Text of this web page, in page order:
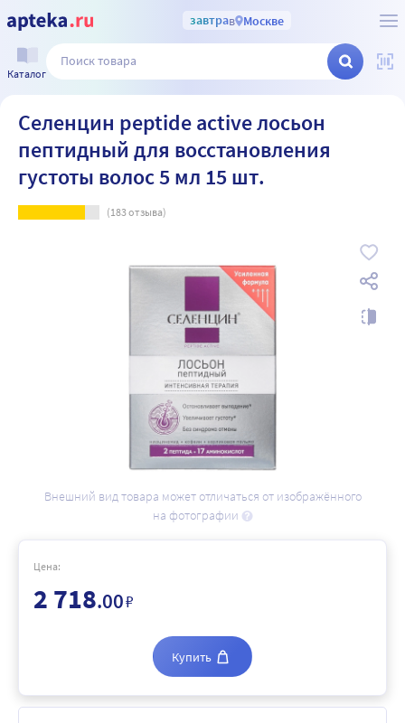
завтрав Москве
Каталог
Селенцин peptide active лосьон
пептидный для восстановления
густоты волос 5 мл 15 шт.
(183отзыва)
Внешний вид товара может отличаться от изображённого
на фотографии
Цена:
2 718.00₽
Купить